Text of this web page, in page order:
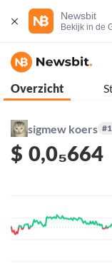
Newsbit
Bekijk in de
Overzicht
sigmew koers
$ 0,0₅664